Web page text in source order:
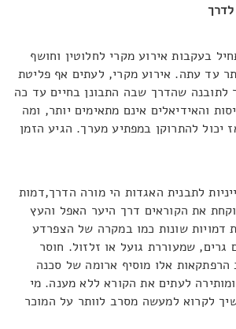
בעקבות אירוע מקרי לחלוטין וחושף
עד עתה. אירוע מקרי, לעתים אף פליטת
לתובנה שהדרך שבה התבונן בחיים עד כה
והאידיאלים אינם מתאימים יותר, ומה
יכול להתרוקן במפתיע מערך. הגיע הזמן
לתבנית האגדות הי מורה הדרך,דמות
את הקוראים דרך היער האפל והעץ
דמויות שונות כמו במקרה של הצפרדע
שמעוררת גועל או זלזול. חוסר
הרפתקאות אלו מוסיף ארומה של סכנה
לעתים את הקורא ללא מענה. מי
לקרוא למעשה מסרב לוותר על המוכר